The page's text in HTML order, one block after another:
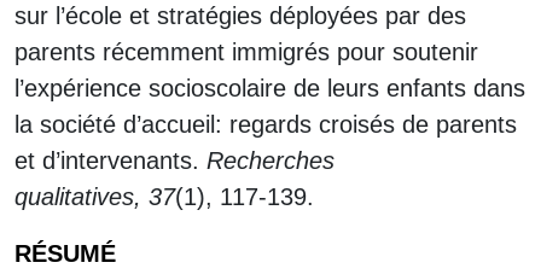
sur l’école et stratégies déployées par des
parents récemment immigrés pour soutenir
l’expérience socioscolaire de leurs enfants dans
la société d’accueil: regards croisés de parents
et d’intervenants. Recherches
qualitatives, 37(1), 117-139.
RÉSUMÉ